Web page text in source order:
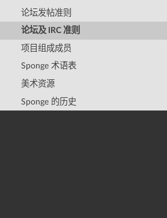
论坛发帖准则
论坛及 IRC 准则
项目组成成员
Sponge 术语表
美术资源
Sponge 的历史